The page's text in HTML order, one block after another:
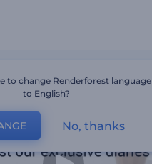
to change Renderforest language
to English?
No, thanks